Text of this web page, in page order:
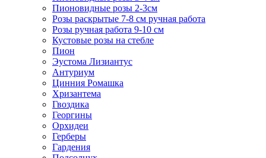
Пионовидные розы 2-3см
Розы раскрытые 7-8 см ручная работа
Розы ручная работа 9-10 см
Кустовые розы на стебле
Пион
Эустома Лизиантус
Антуриум
Цинния Ромашка
Хризантема
Гвоздика
Георгины
Орхидеи
Герберы
Гардения